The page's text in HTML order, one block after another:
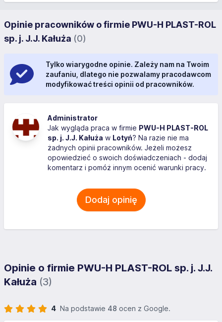
Opinie pracowników o firmie PWU-H PLAST-ROL
sp. j. J.J. Kałuża (0)
Tylko wiarygodne opinie. Zależy nam na Twoim
zaufaniu, dlatego nie pozwalamy pracodawcom
modyfikować treści opinii od pracowników.
Administrator
Jak wygląda praca w firmie PWU-H PLAST-ROL
sp. j. J.J. Kałuża w Lotyń? Na razie nie ma
żadnych opinii pracowników. Jeżeli możesz
opowiedzieć o swoich doświadczeniach - dodaj
komentarz i pomóż innym ocenić warunki pracy.
Dodaj opinię
Opinie o firmie PWU-H PLAST-ROL sp. j. J.J.
Kałuża (3)
4 Na podstawie 48 ocen z Google.